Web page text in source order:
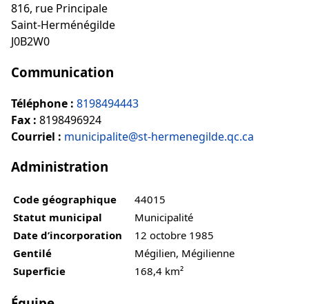
816, rue Principale
Saint-Herménégilde
J0B2W0
Communication
Téléphone : 8198494443
Fax : 8198496924
Courriel : municipalite@st-hermenegilde.qc.ca
Administration
Code géographique
44015
Statut municipal
Municipalité
Date d’incorporation
12 octobre 1985
Gentilé
Mégilien, Mégilienne
Superficie
168,4 km²